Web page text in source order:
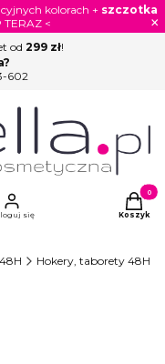
kolorach + szczotka
TERAZ < ×
od 299 zł!
602
się Koszyk
Hokery, taborety 48H